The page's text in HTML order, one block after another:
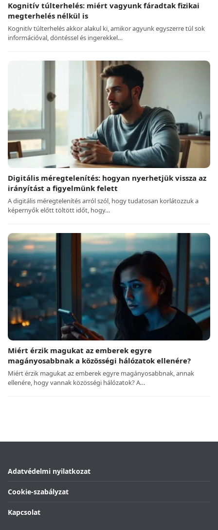
Kognitív túlterhelés: miért vagyunk fáradtak fizikai
megterhelés nélkül is
Kognitív túlterhelés akkor alakul ki, amikor agyunk egyszerre túl sok
információval, döntéssel és ingerekkel…
Digitális méregtelenítés: hogyan nyerhetjük vissza az
irányítást a figyelmünk felett
A digitális méregtelenítés arról szól, hogy tudatosan korlátozzuk a
képernyők előtt töltött időt, hogy…
Miért érzik magukat az emberek egyre
magányosabbnak a közösségi hálózatok ellenére?
Miért érzik magukat az emberek egyre magányosabbnak, annak
ellenére, hogy vannak közösségi hálózatok? A…
Adatvédelmi nyilatkozat
Cookie-szabályzat
Kapcsolat